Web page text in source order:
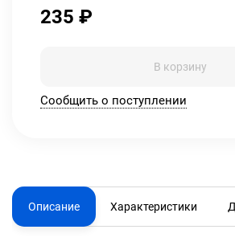
235 ₽
В корзину
Сообщить о поступлении
Описание Характеристики